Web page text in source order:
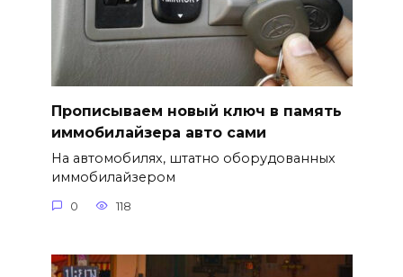
Прописываем новый ключ в память
иммобилайзера авто сами
На автомобилях, штатно оборудованных
иммобилайзером
0 118